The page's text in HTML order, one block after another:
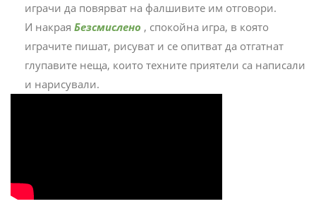
играчи да повярват на фалшивите им отговори.
И накрая Безсмислено , спокойна игра, в която
играчите пишат, рисуват и се опитват да отгатнат
глупавите неща, които техните приятели са написали
и нарисували.